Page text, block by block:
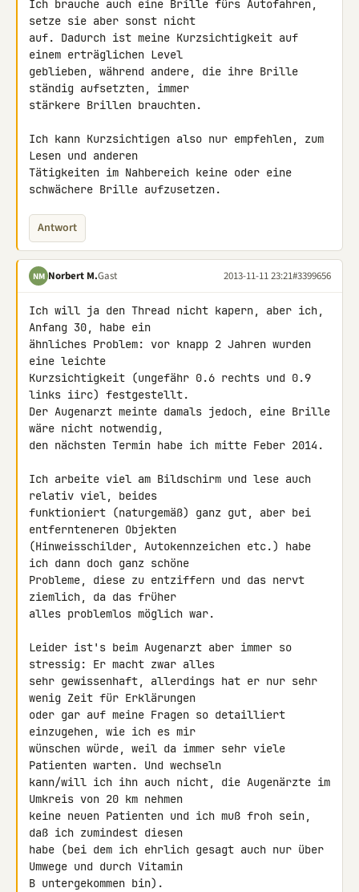
Ich brauche auch eine Brille fürs Autofahren,
setze sie aber sonst nicht
auf. Dadurch ist meine Kurzsichtigkeit auf
einem erträglichen Level
geblieben, während andere, die ihre Brille
ständig aufsetzten, immer
stärkere Brillen brauchten.
Ich kann Kurzsichtigen also nur empfehlen, zum
Lesen und anderen
Tätigkeiten im Nahbereich keine oder eine
schwächere Brille aufzusetzen.
Antwort
NM Norbert M.Gast 2013-11-11 23:21#3399656
Ich will ja den Thread nicht kapern, aber ich,
Anfang 30, habe ein
ähnliches Problem: vor knapp 2 Jahren wurden
eine leichte
Kurzsichtigkeit (ungefähr 0.6 rechts und 0.9
links iirc) festgestellt.
Der Augenarzt meinte damals jedoch, eine Brille
wäre nicht notwendig,
den nächsten Termin habe ich mitte Feber 2014.
Ich arbeite viel am Bildschirm und lese auch
relativ viel, beides
funktioniert (naturgemäß) ganz gut, aber bei
entfernteneren Objekten
(Hinweisschilder, Autokennzeichen etc.) habe
ich dann doch ganz schöne
Probleme, diese zu entziffern und das nervt
ziemlich, da das früher
alles problemlos möglich war.
Leider ist's beim Augenarzt aber immer so
stressig: Er macht zwar alles
sehr gewissenhaft, allerdings hat er nur sehr
wenig Zeit für Erklärungen
oder gar auf meine Fragen so detailliert
einzugehen, wie ich es mir
wünschen würde, weil da immer sehr viele
Patienten warten. Und wechseln
kann/will ich ihn auch nicht, die Augenärzte im
Umkreis von 20 km nehmen
keine neuen Patienten und ich muß froh sein,
daß ich zumindest diesen
habe (bei dem ich ehrlich gesagt auch nur über
Umwege und durch Vitamin
B untergekommen bin).